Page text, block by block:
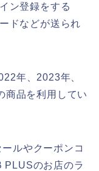
ン登録をする
ドなどが送られ
年、2023年、
商品を利用してい
ルやクーポンコ
PLUSのお店のラ